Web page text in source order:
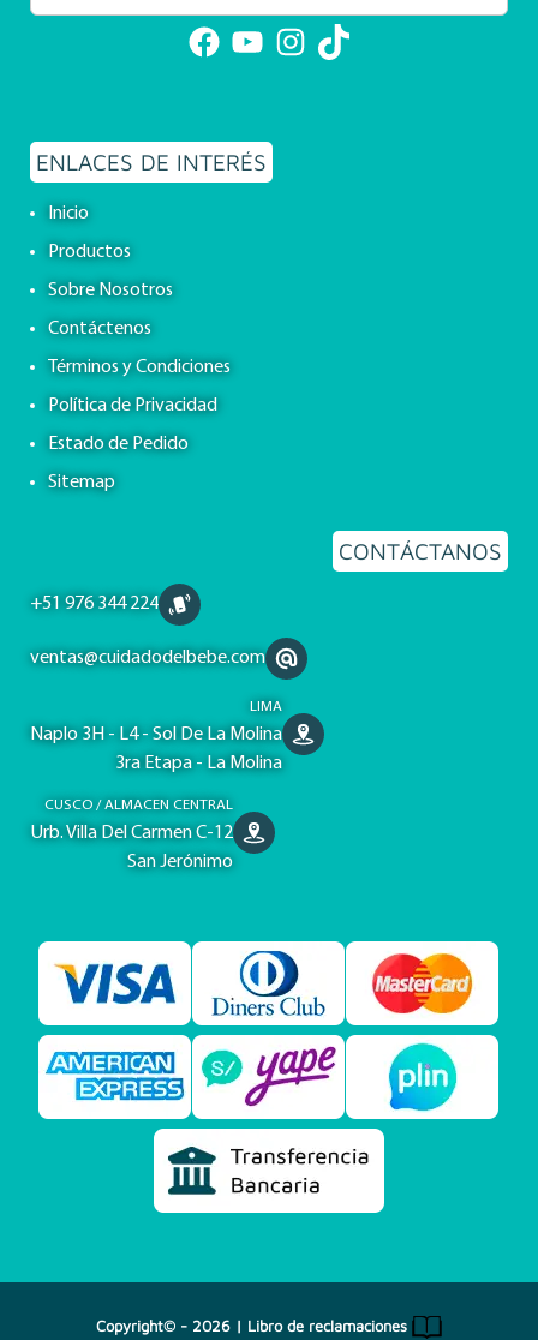
Facebook
YouTube
Instagram
TikTok
ENLACES DE INTERÉS
Inicio
Productos
Sobre Nosotros
Contáctenos
Términos y Condiciones
Política de Privacidad
Estado de Pedido
Sitemap
CONTÁCTANOS
+51 976 344 224
ventas@cuidadodelbebe.com
LIMA
Naplo 3H - L4 - Sol De La Molina
3ra Etapa - La Molina
CUSCO / ALMACEN CENTRAL
Urb. Villa Del Carmen C-12
San Jerónimo
Copyright© - 2026 | Libro de reclamaciones